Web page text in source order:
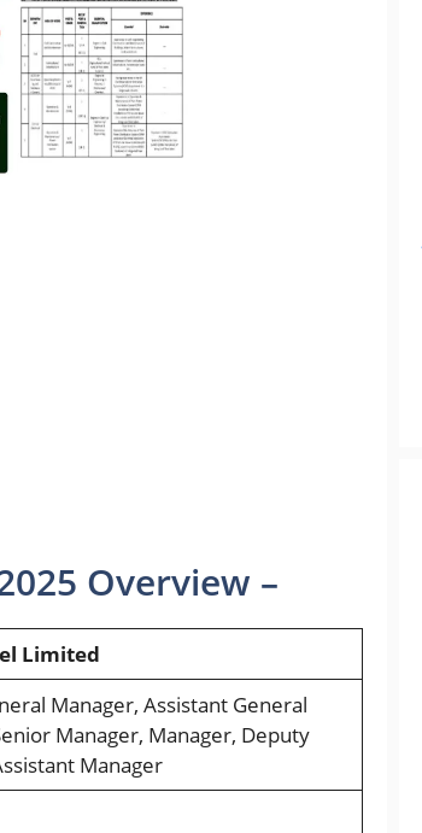
Overview –
Limited
Manager, Assistant General
Manager, Manager, Deputy
Manager